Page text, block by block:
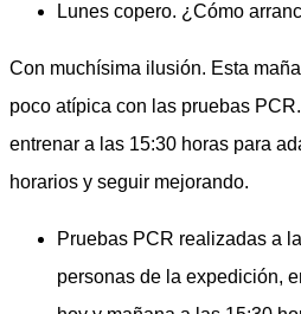
Lunes copero. ¿Cómo
Con muchísima ilusión. Esta
poco atípica con las pruebas
entrenar a las 15:30 horas para
horarios y seguir mejorando.
Pruebas PCR realizadas a
personas de la expedición,